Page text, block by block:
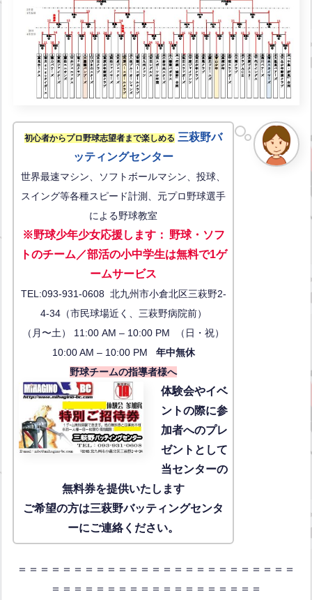
初心者からプロ野球志望者まで楽しめる 三萩野バ
ッティングセンター
世界最速マシン、ソフトボールマシン、投球、
スイング等各種スピード計測、元プロ野球選手
による野球教室
※野球少年少女応援します： 野球・ソフ
トのチーム／部活の小中学生は無料で1ゲ
ームサービス
TEL:093-931-0608 北九州市小倉北区三萩野2-
4-34（市民球場近く、三萩野病院前）
（月〜土） 11:00 AM – 10:00 PM （日・祝）
10:00 AM – 10:00 PM 年中無休
野球チームの指導者様へ
体験会やイベ
ントの際に参
加者へのプレ
ゼントとして
当センターの
無料券を提供いたします
ご希望の方は三萩野バッティングセンタ
ーにご連絡ください。
＝＝＝＝＝＝＝＝＝＝＝＝＝＝＝＝＝＝＝＝＝＝＝＝＝
＝＝＝＝＝＝＝＝＝＝＝＝＝＝＝＝＝＝＝